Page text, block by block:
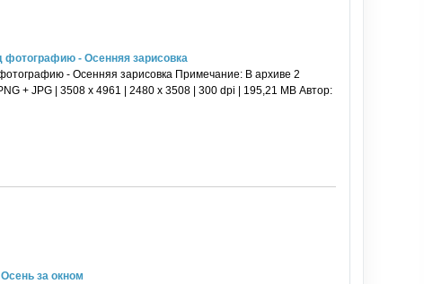
фотографию - Осенняя зарисовка
- Осенняя зарисовка Примечание: В архиве 2
+ JPG | 3508 x 4961 | 2480 x 3508 | 300 dpi | 195,21 MB Автор:
за окном